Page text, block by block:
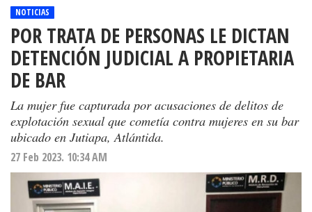
NOTICIAS
POR TRATA DE PERSONAS LE DICTAN
DETENCIÓN JUDICIAL A PROPIETARIA
DE BAR
La mujer fue capturada por acusaciones de delitos de
explotación sexual que cometía contra mujeres en su bar
ubicado en Jutiapa, Atlántida.
27 Feb 2023. 10:34 AM